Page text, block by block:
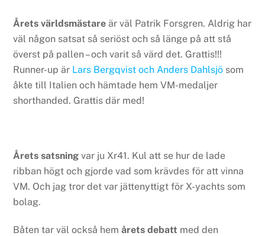
Årets världsmästare är väl Patrik Forsgren. Aldrig har
väl någon satsat så seriöst och så länge på att stå
överst på pallen – och varit så värd det. Grattis!!!
Runner-up är Lars Bergqvist och Anders Dahlsjö som
åkte till Italien och hämtade hem VM-medaljer
shorthanded. Grattis där med!
Årets satsning var ju Xr41. Kul att se hur de lade
ribban högt och gjorde vad som krävdes för att vinna
VM. Och jag tror det var jättenyttigt för X-yachts som
bolag.
Båten tar väl också hemårets debatt med den